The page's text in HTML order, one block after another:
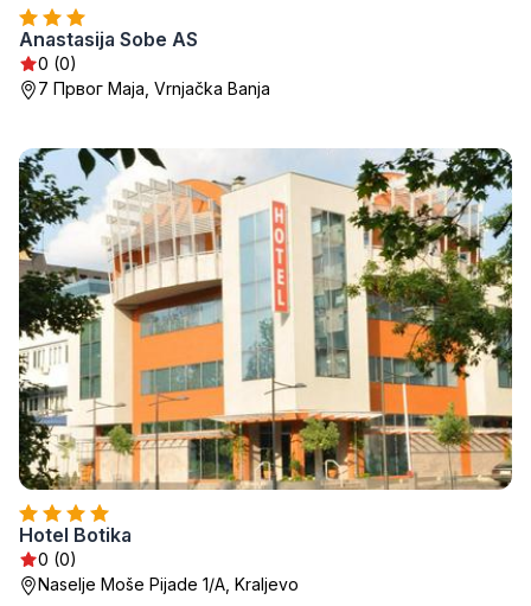
Anastasija Sobe AS
0 (0)
7 Првог Маја, Vrnjačka Banja
Hotel Botika
0 (0)
Naselje Moše Pijade 1/A, Kraljevo